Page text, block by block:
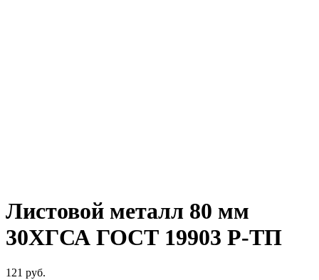
Листовой металл 80 мм
30ХГСА ГОСТ 19903 Р-ТП
121 руб.